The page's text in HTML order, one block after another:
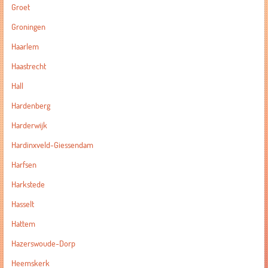
Groet
Groningen
Haarlem
Haastrecht
Hall
Hardenberg
Harderwijk
Hardinxveld-Giessendam
Harfsen
Harkstede
Hasselt
Hattem
Hazerswoude-Dorp
Heemskerk